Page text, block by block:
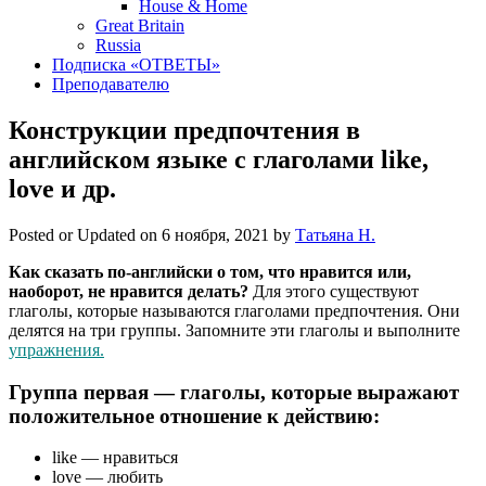
House & Home
Great Britain
Russia
Подписка «ОТВЕТЫ»
Преподавателю
Конструкции предпочтения в
английском языке с глаголами like,
love и др.
Posted or Updated on 6 ноября, 2021 by Татьяна Н.
Как сказать по-английски о том, что нравится или,
наоборот, не нравится делать? Для этого существуют
глаголы, которые называются глаголами предпочтения. Они
делятся на три группы. Запомните эти глаголы и выполните
упражнения.
Группа первая — глаголы, которые выражают
положительное отношение к действию:
like — нравиться
love — любить